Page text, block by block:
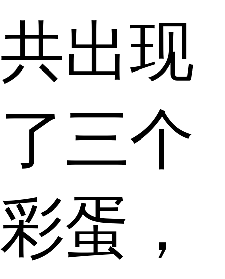
共出现
了三个
彩蛋，